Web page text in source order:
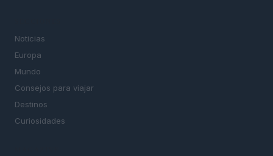
Noticias
Europa
Mundo
Consejos para viajar
Destinos
Curiosidades